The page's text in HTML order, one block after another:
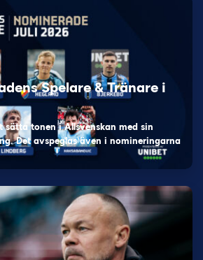
Spelare & Tränare i
sätta tonen i Allsvenskan med sin
Det avspeglas även i nomineringarna